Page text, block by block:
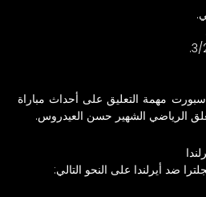
مهمة التعليق على أحداث مباراة
الرياضي الشهير حسن العيدروس.
ضد أيرلندا على النحو التالي: